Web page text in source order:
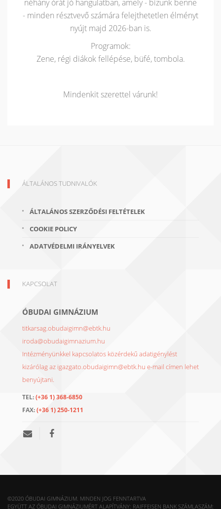
néhány órát jó hangulatban, amely - bízunk benne
- minden résztvevő számára felejthetetlen élményt
nyújt majd 2026-ban is.
Programok:
Zene, régi diákok fellépése, büfé, tombola.
Mindenkit szerettel várunk!
ÁLTALÁNOS TUDNIVALÓK
ÁLTALÁNOS SZERZŐDÉSI FELTÉTELEK
COOKIE POLICY
ADATVÉDELMI IRÁNYELVEK
KAPCSOLAT
ÓBUDAI GIMNÁZIUM
titkarsag.obudaigimn@ebtk.hu
iroda@obudaigimnazium.hu
Intézményünkkel kapcsolatos közérdekű adatigénylést
kizárólag az igazgato.obudaigimn@ebtk.hu e-mail címen lehet
benyújtani.
TEL:(+36 1) 368-6850
FAX:(+36 1) 250-1211
©2020 ÓBUDAI GIMNÁZIUM. MINDEN JOG FENNTARTVA
EGYÜTT AZ ÓBUDAI GIMNÁZIUMÉRT ALAPÍTVÁNY: RAIFFEISEN BANK SZÁMLASZÁM: